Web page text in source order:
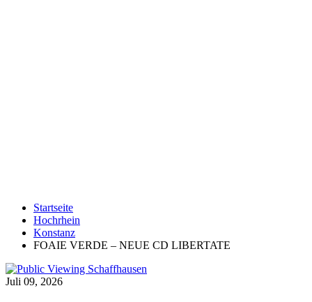
Startseite
Hochrhein
Konstanz
FOAIE VERDE – NEUE CD LIBERTATE
Juli 09, 2026